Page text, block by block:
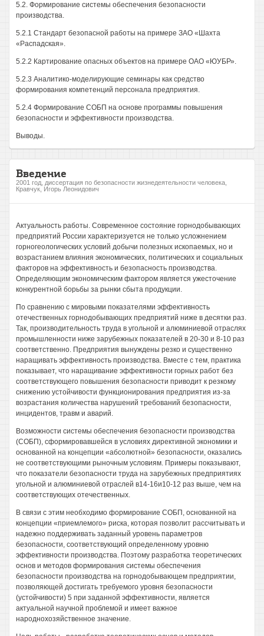
5.2. Формирование системы обеспечения безопасности
производства.
5.2.1 Стандарт безопасной работы на примере ЗАО «Шахта
«Распадская».
5.2.2 Картирование опасных объектов на примере ОАО «ЮУБР».
5.2.3 Аналитико-моделирующие семинары как средство
формирования компетенций персонала предприятия.
5.2.4 Формирование СОБП на основе программы повышения
безопасности и эффективности производства.
Выводы.
Введение
2001 год, диссертация по безопасности жизнедеятельности человека,
Кравчук, Игорь Леонидович
Актуальность работы. Современное состояние горнодобывающих
предприятий России характеризуется не только усложнением
горногеологических условий добычи полезных ископаемых, но и
возрастанием влияния экономических, политических и социальных
факторов на эффективность и безопасность производства.
Определяющим экономическим фактором является ужесточение
конкурентной борьбы за рынки сбыта продукции.
По сравнению с мировыми показателями эффективность
отечественных горнодобывающих предприятий ниже в десятки раз.
Так, производительность труда в угольной и алюминиевой отраслях
промышленности ниже зарубежных показателей в 20-30 и 8-10 раз
соответственно. Предприятия вынуждены резко и существенно
наращивать эффективность производства. Вместе с тем, практика
показывает, что наращивание эффективности горных работ без
соответствующего повышения безопасности приводит к резкому
снижению устойчивости функционирования предприятия из-за
возрастания количества нарушений требований безопасности,
инцидентов, травм и аварий.
Возможности системы обеспечения безопасности производства
(СОБП), сформировавшейся в условиях директивной экономики и
основанной на концепции «абсолютной» безопасности, оказались
не соответствующими рыночным условиям. Примеры показывают,
что показатели безопасности труда на зарубежных предприятиях
угольной и алюминиевой отраслей в14-16и10-12 раз выше, чем на
соответствующих отечественных.
В связи с этим необходимо формирование СОБП, основанной на
концепции «приемлемого» риска, которая позволит рассчитывать и
надежно поддерживать заданный уровень параметров
безопасности, соответствующий определенному уровню
эффективности производства. Поэтому разработка теоретических
основ и методов формирования системы обеспечения
безопасности производства на горнодобывающем предприятии,
позволяющей достигать требуемого уровня безопасности
(устойчивости) 5 при заданной эффективности, является
актуальной научной проблемой и имеет важное
народнохозяйственное значение.